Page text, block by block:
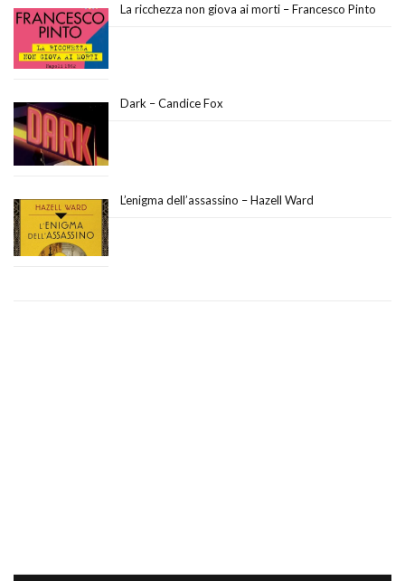
La ricchezza non giova ai morti – Francesco Pinto
Dark – Candice Fox
L’enigma dell’assassino – Hazell Ward